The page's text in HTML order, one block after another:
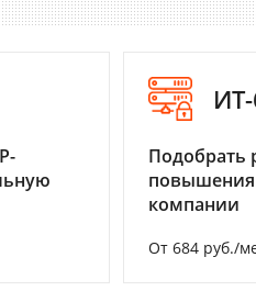
Подобрать
повышения
компании
От 684 руб./